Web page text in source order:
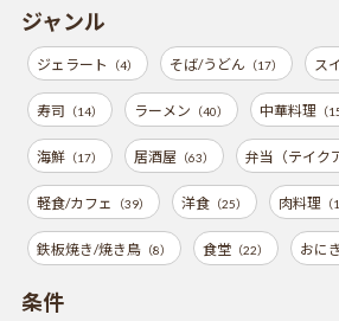
ジャンル
ジェラート （4） そば/うどん （17） ス
寿司 （14） ラーメン （40） 中華料理 （
海鮮（17） 居酒屋 （63） 弁当（テイク
軽食/カフェ （39） 洋食（25） 肉料理 （
鉄板焼き/焼き鳥（8） 食堂（22） おに
条件